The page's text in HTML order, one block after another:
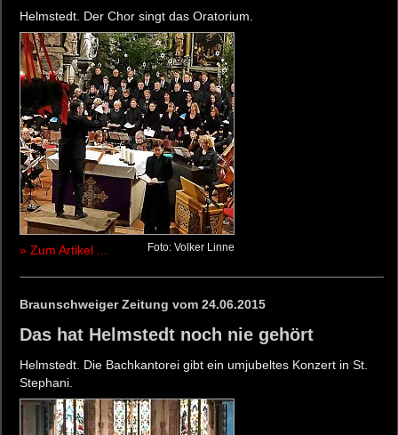
Helmstedt. Der Chor singt das Oratorium.
» Zum Artikel ... Foto: Volker Linne
Braunschweiger Zeitung vom 24.06.2015
Das hat Helmstedt noch nie gehört
Helmstedt. Die Bachkantorei gibt ein umjubeltes Konzert in St.
Stephani.